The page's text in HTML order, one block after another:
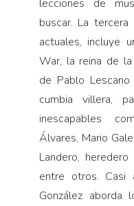
lecciones de
buscar. La
actuales, incluye
War, la reina de la
de Pablo
cumbia villera,
inescapables
Álvares, Mario
Landero,
entre otros. Casi
González